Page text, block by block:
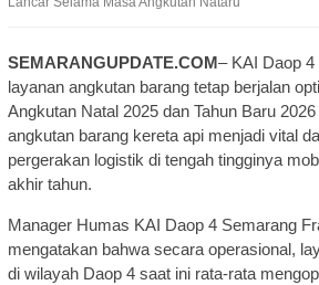
SEMARANGUPDATE.COM– KAI Daop
layanan angkutan barang tetap berjalan
Angkutan Natal 2025 dan Tahun Baru
angkutan barang kereta api menjadi vital
pergerakan logistik di tengah tingginya
akhir tahun.
Manager Humas KAI Daop 4 Semarang
mengatakan bahwa secara operasional,
di wilayah Daop 4 saat ini rata-rata